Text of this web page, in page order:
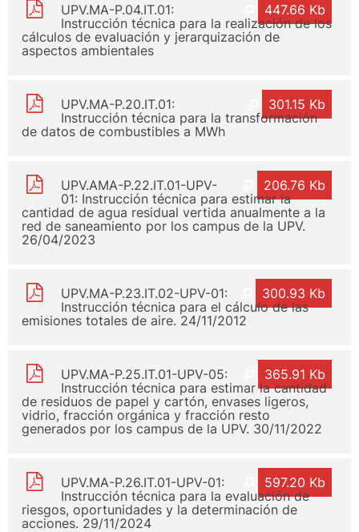
447.66 Kb
UPV.MA-P.04.IT.01:
Instrucción técnica para la realización de los
cálculos de evaluación y jerarquización de
aspectos ambientales
301.15 Kb
UPV.MA-P.20.IT.01:
Instrucción técnica para la transformación
de datos de combustibles a MWh
206.76 Kb
UPV.AMA-P.22.IT.01-UPV-
01: Instrucción técnica para estimar la
cantidad de agua residual vertida anualmente a la
red de saneamiento por los campus de la UPV.
26/04/2023
300.93 Kb
UPV.MA-P.23.IT.02-UPV-01:
Instrucción técnica para el cálculo de las
emisiones totales de aire. 24/11/2012
365.91 Kb
UPV.MA-P.25.IT.01-UPV-05:
Instrucción técnica para estimar la cantidad
de residuos de papel y cartón, envases ligeros,
vidrio, fracción orgánica y fracción resto
generados por los campus de la UPV. 30/11/2022
597.20 Kb
UPV.MA-P.26.IT.01-UPV-01:
Instrucción técnica para la evaluación de
riesgos, oportunidades y la determinación de
acciones. 29/11/2024